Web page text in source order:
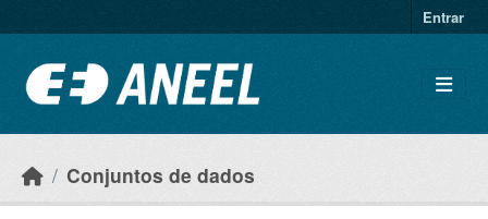
Entrar
Conjuntos de dados